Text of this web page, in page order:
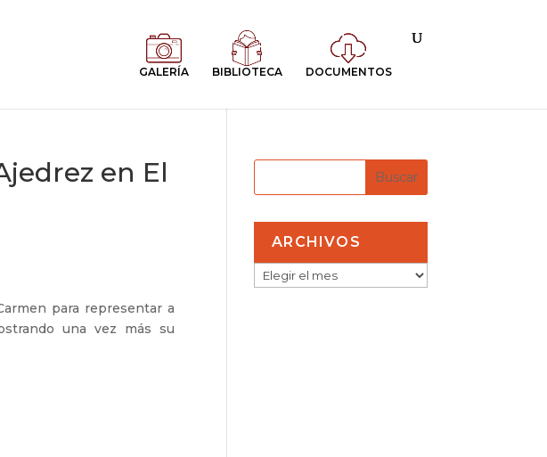
GALERÍA BIBLIOTECA DOCUMENTOS
en El
para representar a
una vez más su
ARCHIVOS
ARCHIVOS